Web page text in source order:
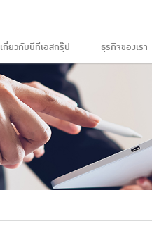
เกี่ยวกับบีทีเอสกรุ๊ป ธุรกิจของเรา